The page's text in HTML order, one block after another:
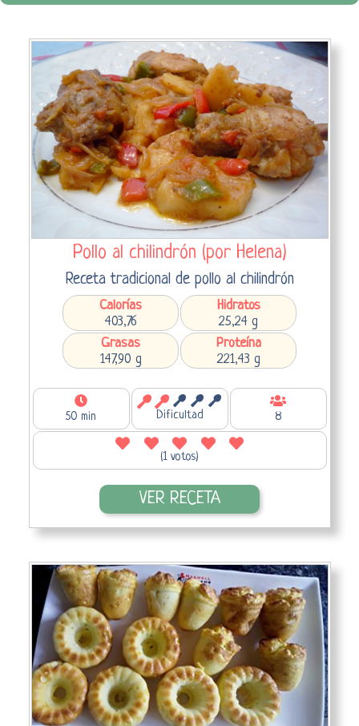
Pollo al chilindrón (por Helena)
Receta tradicional de pollo al chilindrón
Calorías
403,76
Hidratos
25,24 g
Grasas
147,90 g
Proteína
221,43 g
50 min Dificultad 8
(1 votos)
VER RECETA